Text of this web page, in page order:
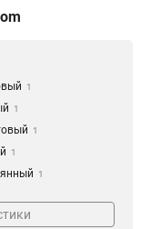
1
1
1
1
1
1